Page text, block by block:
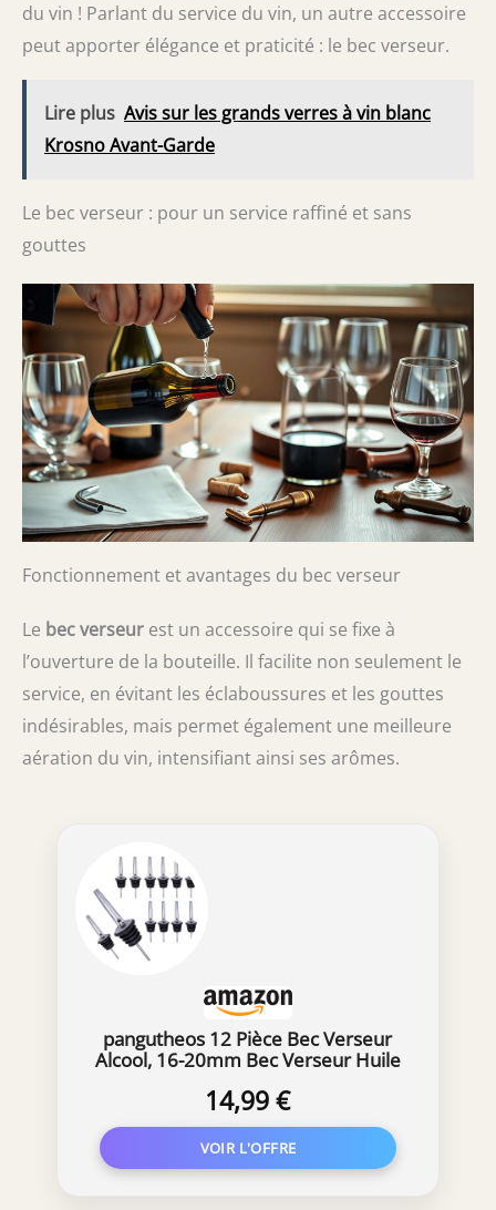
du vin ! Parlant du service du vin, un autre accessoire
peut apporter élégance et praticité : le bec verseur.
Lire plus Avis sur les grands verres à vin blanc
Krosno Avant-Garde
Le bec verseur : pour un service raffiné et sans
gouttes
Fonctionnement et avantages du bec verseur
Le bec verseur est un accessoire qui se fixe à
l’ouverture de la bouteille. Il facilite non seulement le
service, en évitant les éclaboussures et les gouttes
indésirables, mais permet également une meilleure
aération du vin, intensifiant ainsi ses arômes.
pangutheos 12 Pièce Bec Verseur
Alcool, 16-20mm Bec Verseur Huile
14,99 €